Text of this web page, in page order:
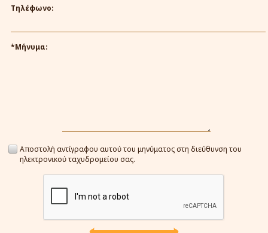
Τηλέφωνο:
*Μήνυμα:
Αποστολή αντίγραφου αυτού του μηνύματος στη διεύθυνση του
ηλεκτρονικού ταχυδρομείου σας.